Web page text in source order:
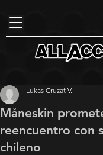
Måneskin
reencuentro con
chileno
Lukas Cruzat V.